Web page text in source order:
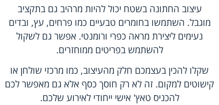
עיצוב החתונה בשטח יכול להיות מרהיב גם בתקציב
מוגבל. השתמשו בחומרים טבעיים כמו פרחים, עץ, ובדים
נעימים ליצירת מראה כפרי ורומנטי. אפשר גם לשקול
להשתמש בפריטים ממוחזרים.
שקלו להכין בעצמכם חלק מהעיצוב, כמו מרכזי שולחן או
קישוטים למקום. זה לא רק חוסך כסף אלא גם מאפשר לכם
להכניס טאץ' אישי ייחודי לאירוע שלכם.